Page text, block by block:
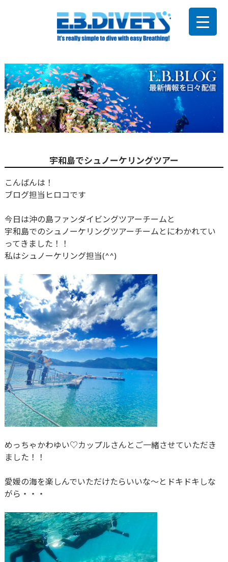
宇和島でシュノーケリングツアー
こんばんは！
ブログ担当ヒロコです
今日は沖の島ファンダイビングツアーチームと
宇和島でのシュノーケリングツアーチームとにわかれてい
ってきました！！
私はシュノーケリング担当(^^)
めっちゃかわゆい♡カップルさんとご一緒させていただき
ました！！
愛媛の海を楽しんでいただけたらいいな～とドキドキしな
がら・・・